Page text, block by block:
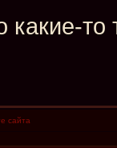
какие-то
сайта